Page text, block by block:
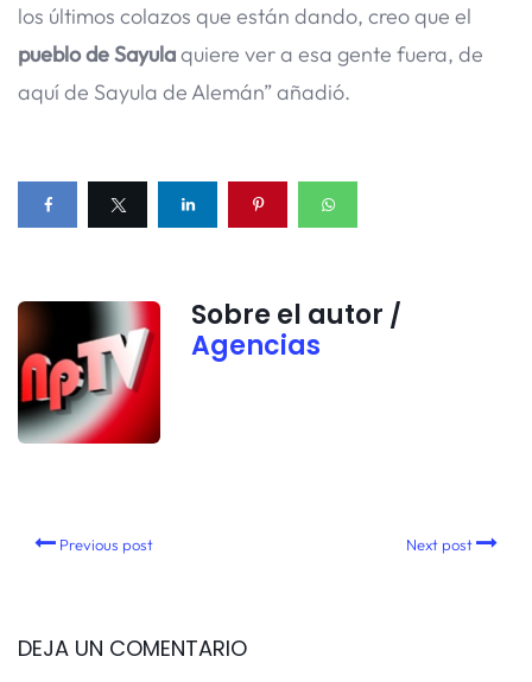
los últimos colazos que están dando, creo que el
pueblo de Sayulaquiere ver a esa gente fuera, de
aquí de Sayula de Alemán” añadió.
Sobre el autor /
Agencias
Previous post Next post
DEJA UN COMENTARIO